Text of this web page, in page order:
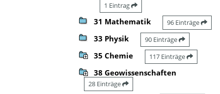
1 Eintrag
31 Mathematik 96 Einträge
33 Physik 90 Einträge
35 Chemie 117 Einträge
38 Geowissenschaften
28 Einträge